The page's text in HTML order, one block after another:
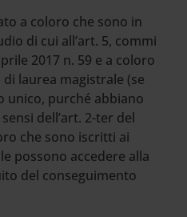
a coloro che sono in
di cui all’art. 5, commi
2017 n. 59 e a coloro
laurea magistrale (se
unico, purché abbiano
dell’art. 2-ter del
che sono iscritti ai
possono accedere alla
del conseguimento